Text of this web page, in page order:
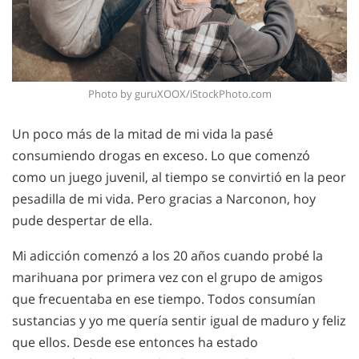
Photo by guruXOOX/iStockPhoto.com
Un poco más de la mitad de mi vida la pasé
consumiendo drogas en exceso. Lo que comenzó
como un juego juvenil, al tiempo se convirtió en la peor
pesadilla de mi vida. Pero gracias a Narconon, hoy
pude despertar de ella.
Mi adicción comenzó a los 20 años cuando probé la
marihuana por primera vez con el grupo de amigos
que frecuentaba en ese tiempo. Todos consumían
sustancias y yo me quería sentir igual de maduro y feliz
que ellos. Desde ese entonces ha estado